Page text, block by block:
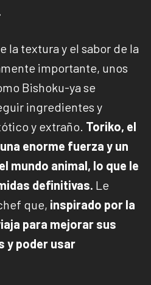
la textura y el sabor de la
importante, unos
Bishoku-ya se
ingredientes y
y extraño. Toriko, el
enorme fuerza y un
mundo animal, lo que le
definitivas. Le
que, inspirado por la
para mejorar sus
y poder usar